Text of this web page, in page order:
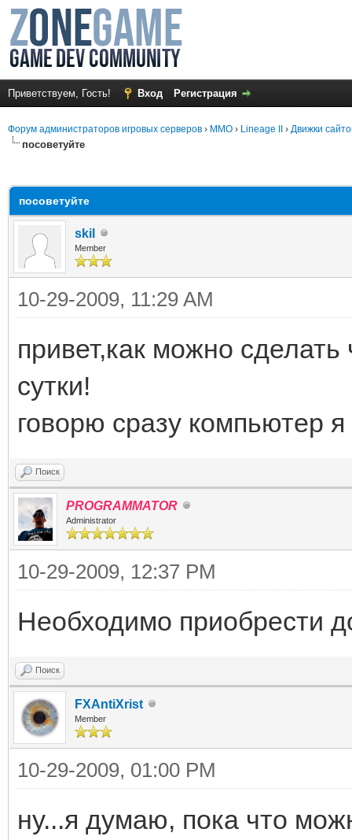
Приветствуем, Гость! Вход Регистрация
Форум администраторов игровых серверов › MMO › Lineage II › Движки
посоветуйте
посоветуйте
skil
Member
10-29-2009, 11:29 AM
привет,как можно
сутки!
говорю сразу компьютер
Поиск
PROGRAMMATOR
Administrator
10-29-2009, 12:37 PM
Необходимо приобрести
Поиск
FXAntiXrist
Member
10-29-2009, 01:00 PM
ну...я думаю, пока что